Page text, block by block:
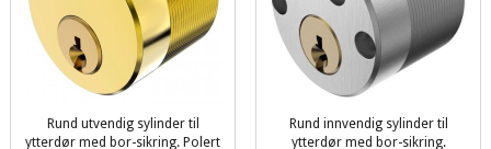
Rund utvendig sylinder til
ytterdør med bor-sikring. Polert
Rund innvendig sylinder til
ytterdør med bor-sikring.